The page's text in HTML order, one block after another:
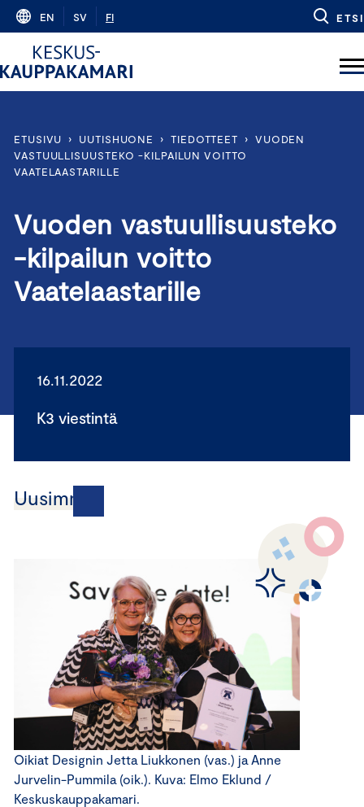
Skip
content
EN SV FI ETSI
ETUSIVU › UUTISHUONE › TIEDOTTEET › VUODEN
VASTUULLISUUSTEKO -KILPAILUN VOITTO
VAATELAASTARILLE
Vuoden vastuullisuusteko
-kilpailun voitto
Vaatelaastarille
16.11.2022
K3 viestintä
Uusimmat
Oikiat Designin Jetta Liukkonen (vas.) ja Anne
Jurvelin-Pummila (oik.). Kuva: Elmo Eklund /
Keskuskauppakamari.